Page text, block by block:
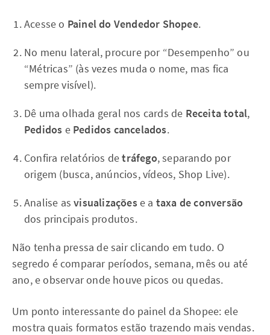
Acesse o Painel do Vendedor Shopee.
No menu lateral, procure por “Desempenho” ou
“Métricas” (às vezes muda o nome, mas fica
sempre visível).
Dê uma olhada geral nos cards de Receita total,
Pedidos e Pedidos cancelados.
Confira relatórios detráfego, separando por
origem (busca, anúncios, vídeos, Shop Live).
Analise asvisualizaçõese a taxa de conversão
dos principais produtos.
Não tenha pressa de sair clicando em tudo. O
segredo é comparar períodos, semana, mês ou até
ano, e observar onde houve picos ou quedas.
Um ponto interessante do painel da Shopee: ele
mostra quais formatos estão trazendo mais vendas.